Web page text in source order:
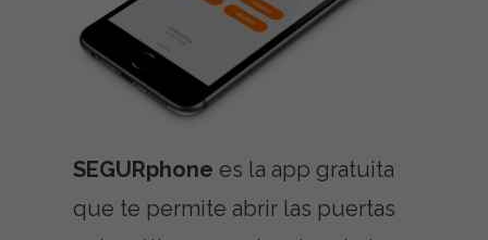
SEGURphone es la app gratuita
que te permite abrir las puertas